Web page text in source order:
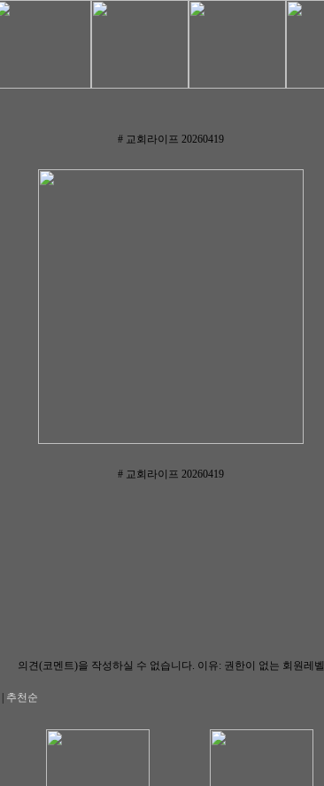
# 교회라이프 20260419
# 교회라이프 20260419
의견(코멘트)을 작성하실 수 없습니다. 이유: 권한이 없는 회원레벨
추천순